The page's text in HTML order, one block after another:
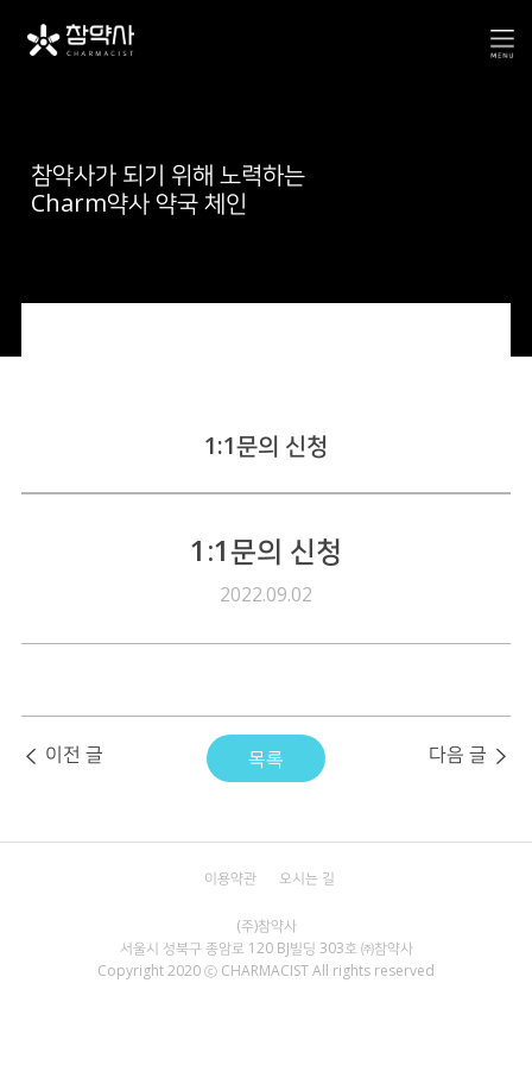
참약사가 되기 위해 노력하는
Charm약사 약국 체인
1:1문의 신청
1:1문의 신청
2022.09.02
이전 글 목록 다음 글
서울시 성북구 종암로 120 BJ빌딩 303호 ㈜참약사
Copyright 2020 ⓒ CHARMACIST All rights reserved
이용약관 오시는 길